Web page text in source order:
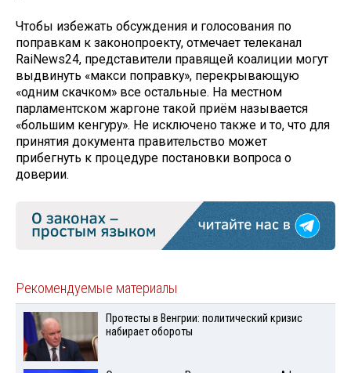
Чтобы избежать обсуждения и голосования по
поправкам к законопроекту, отмечает телеканал
RaiNews24, представители правящей коалиции могут
выдвинуть «макси поправку», перекрывающую
«одним скачком» все остальные. На местном
парламентском жаргоне такой приём называется
«большим кенгуру». Не исключено также и то, что для
принятия документа правительство может
прибегнуть к процедуре постановки вопроса о
доверии.
Рекомендуемые материалы
Протесты в Венгрии: политический кризис
набирает обороты